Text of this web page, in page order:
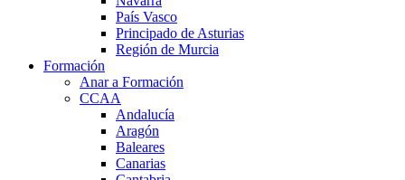
País Vasco
Principado de Asturias
Región de Murcia
Formación
Anar a Formación
CCAA
Andalucía
Aragón
Baleares
Canarias